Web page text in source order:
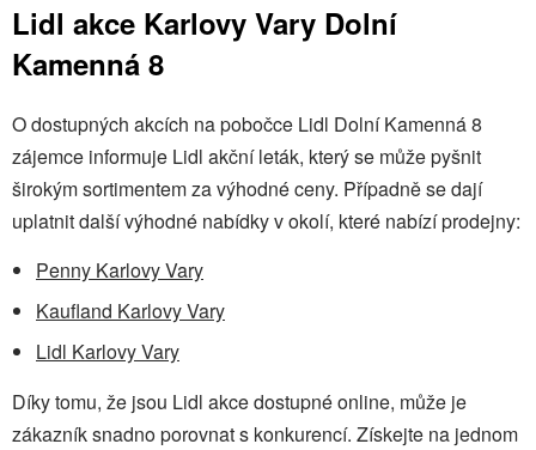
Lidl akce Karlovy Vary Dolní
Kamenná 8
O dostupných akcích na pobočce Lidl Dolní Kamenná 8
zájemce informuje Lidl akční leták, který se může pyšnit
širokým sortimentem za výhodné ceny. Případně se dají
uplatnit další výhodné nabídky v okolí, které nabízí prodejny:
Penny Karlovy Vary
Kaufland Karlovy Vary
Lidl Karlovy Vary
Díky tomu, že jsou Lidl akce dostupné online, může je
zákazník snadno porovnat s konkurencí. Získejte na jednom